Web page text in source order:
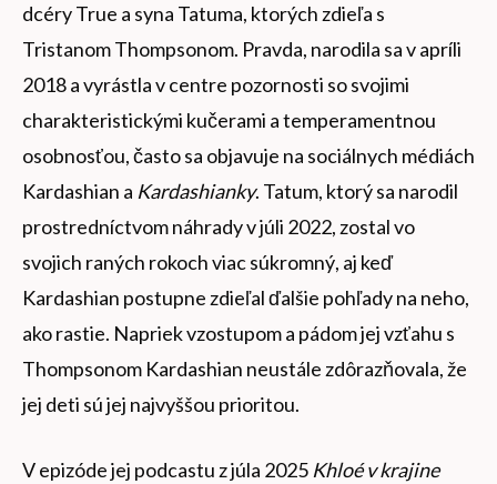
dcéry True a syna Tatuma, ktorých zdieľa s
Tristanom Thompsonom. Pravda, narodila sa v apríli
2018 a vyrástla v centre pozornosti so svojimi
charakteristickými kučerami a temperamentnou
osobnosťou, často sa objavuje na sociálnych médiách
Kardashian a Kardashianky. Tatum, ktorý sa narodil
prostredníctvom náhrady v júli 2022, zostal vo
svojich raných rokoch viac súkromný, aj keď
Kardashian postupne zdieľal ďalšie pohľady na neho,
ako rastie. Napriek vzostupom a pádom jej vzťahu s
Thompsonom Kardashian neustále zdôrazňovala, že
jej deti sú jej najvyššou prioritou.
V epizóde jej podcastu z júla 2025Khloé v krajine